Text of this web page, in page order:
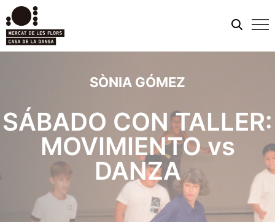
SÒNIA GÓMEZ
SÁBADO CON TALLER:
MOVIMIENTO vs
DANZA